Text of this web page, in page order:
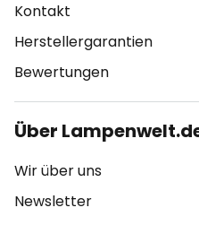
Kontakt
Herstellergarantien
Bewertungen
Über
Wir über uns
Newsletter